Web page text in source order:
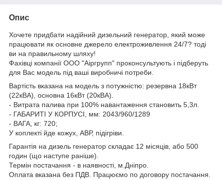
Опис
Хочете придбати надійний дизельний генератор, який може
працювати як основне джерело електроживлення 24/7? тоді
ви на правильному шляху!
Фахівці компанії ООО "Аіргрупп" проконсультують і підберуть
для Вас модель під ваші виробничі потреби.
Вартість вказана на модель з потужністю: резервна 18кВт
(22кВА), основна 16кВт (20кВА).
- Витрата палива при 100% навантаження становить 5,3л.
- ГАБАРИТІ У КОРПУСІ, мм: 2043/960/1289
- ВАГА, кг: 720;
У коплекті йде кожух, АВР, підігріви.
Гарантія на дизель генератор складає 12 місяців, або 500
годин (що наступе раніше).
Термін постачання - в наявності, м.Дніпро.
Оплата вказана без ПДВ. Працюємо по договору постачання.